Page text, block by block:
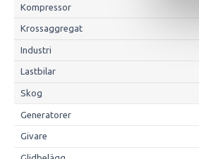
Kompressor
Krossaggregat
Industri
Lastbilar
Skog
Generatorer
Givare